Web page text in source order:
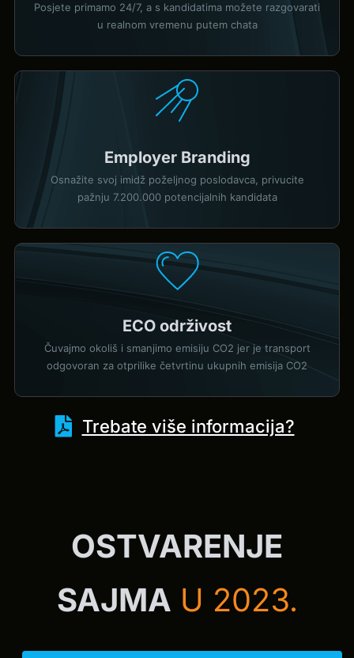
Posjete primamo 24/7, a s kandidatima možete razgovarati
u realnom vremenu putem chata
Employer Branding
Osnažite svoj imidž poželjnog poslodavca, privucite
pažnju 7.200.000 potencijalnih kandidata
ECO održivost
Čuvajmo okoliš i smanjimo emisiju CO2 jer je transport
odgovoran za otprilike četvrtinu ukupnih emisija CO2
Trebate više informacija?
OSTVARENJE
SAJMA U 2023.